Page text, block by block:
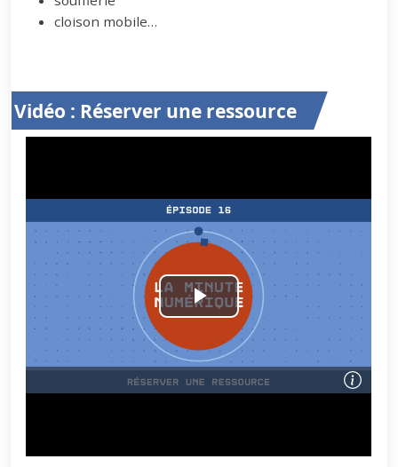
cloison mobile…
Vidéo : Réserver une ressource